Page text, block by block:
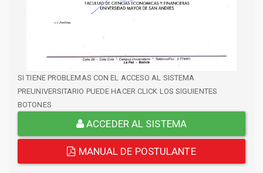
SI TIENE PROBLEMAS CON EL ACCESO AL SISTEMA
PREUNIVERSITARIO PUEDE HACER CLICK LOS SIGUIENTES
BOTONES
ACCEDER AL SISTEMA
MANUAL DE POSTULANTE